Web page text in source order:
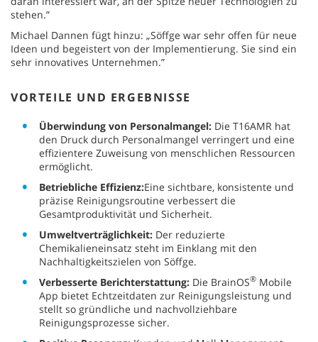
stehen.”
Michael Dannen fügt hinzu: „Söffge war sehr offen für neue
Ideen und begeistert von der Implementierung. Sie sind ein
sehr innovatives Unternehmen.”
VORTEILE UND ERGEBNISSE
Überwindung von Personalmangel: Die T16AMR hat
den Druck durch Personalmangel verringert und eine
effizientere Zuweisung von menschlichen Ressourcen
ermöglicht.
Betriebliche Effizienz:Eine sichtbare, konsistente und
präzise Reinigungsroutine verbessert die
Gesamtproduktivität und Sicherheit.
Umweltverträglichkeit: Der reduzierte
Chemikalieneinsatz steht im Einklang mit den
Nachhaltigkeitszielen von Söffge.
Verbesserte Berichterstattung: Die BrainOS® Mobile
App bietet Echtzeitdaten zur Reinigungsleistung und
stellt so gründliche und nachvollziehbare
Reinigungsprozesse sicher.